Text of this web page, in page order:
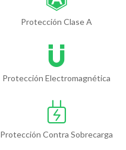
Protección Clase A
Protección Electromagnética
Protección Contra Sobrecarga